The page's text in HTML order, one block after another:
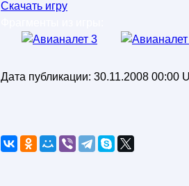
Скачать игру
Дата публикации: 30.11.2008 00:00